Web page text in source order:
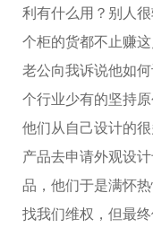
利有什么用？别人
个柜的货都不止赚
老公向我诉说他如
个行业少有的坚持
他们从自己设计的
产品去申请外观设
品，他们于是满怀
找我们维权，但最